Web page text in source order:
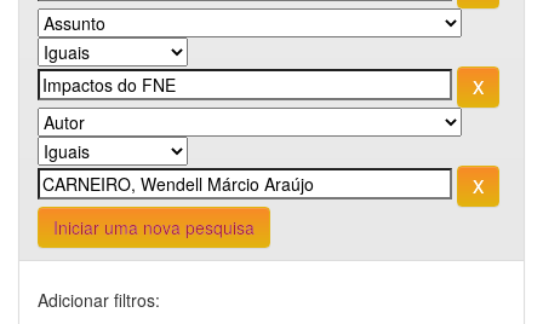
Iniciar uma nova pesquisa
Adicionar filtros: